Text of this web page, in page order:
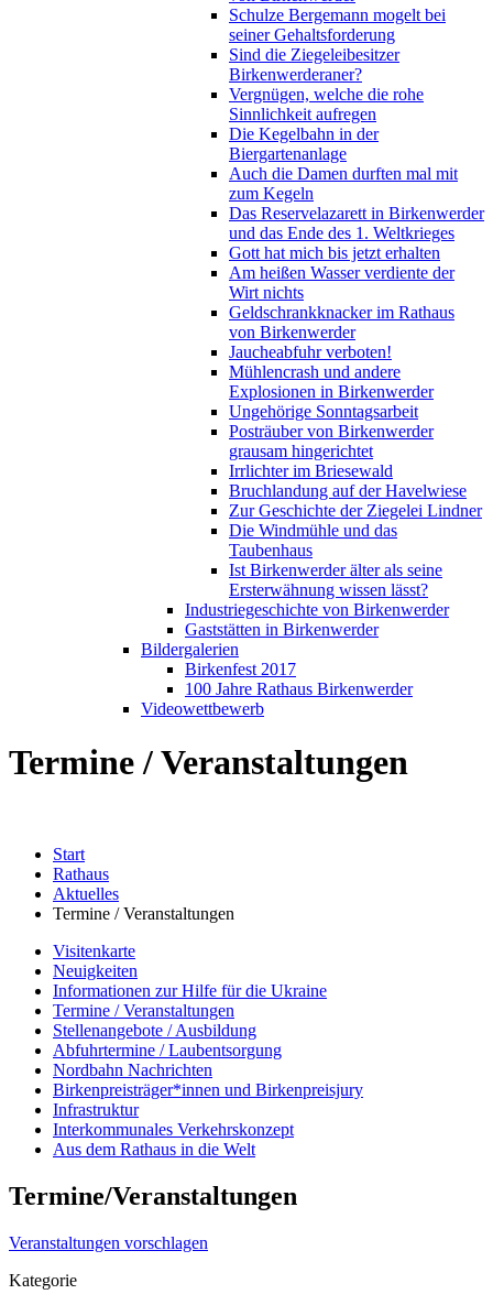
Schulze Bergemann mogelt bei
seiner Gehaltsforderung
Sind die Ziegeleibesitzer
Birkenwerderaner?
Vergnügen, welche die rohe
Sinnlichkeit aufregen
Die Kegelbahn in der
Biergartenanlage
Auch die Damen durften mal mit
zum Kegeln
Das Reservelazarett in Birkenwerder
und das Ende des 1. Weltkrieges
Gott hat mich bis jetzt erhalten
Am heißen Wasser verdiente der
Wirt nichts
Geldschrankknacker im Rathaus
von Birkenwerder
Jaucheabfuhr verboten!
Mühlencrash und andere
Explosionen in Birkenwerder
Ungehörige Sonntagsarbeit
Posträuber von Birkenwerder
grausam hingerichtet
Irrlichter im Briesewald
Bruchlandung auf der Havelwiese
Zur Geschichte der Ziegelei Lindner
Die Windmühle und das
Taubenhaus
Ist Birkenwerder älter als seine
Ersterwähnung wissen lässt?
Industriegeschichte von Birkenwerder
Gaststätten in Birkenwerder
Bildergalerien
Birkenfest 2017
100 Jahre Rathaus Birkenwerder
Videowettbewerb
Termine / Veranstaltungen
Start
Rathaus
Aktuelles
Termine / Veranstaltungen
Visitenkarte
Neuigkeiten
Informationen zur Hilfe für die Ukraine
Termine / Veranstaltungen
Stellenangebote / Ausbildung
Abfuhrtermine / Laubentsorgung
Nordbahn Nachrichten
Birkenpreisträger*innen und Birkenpreisjury
Infrastruktur
Interkommunales Verkehrskonzept
Aus dem Rathaus in die Welt
Termine/Veranstaltungen
Veranstaltungen vorschlagen
Kategorie